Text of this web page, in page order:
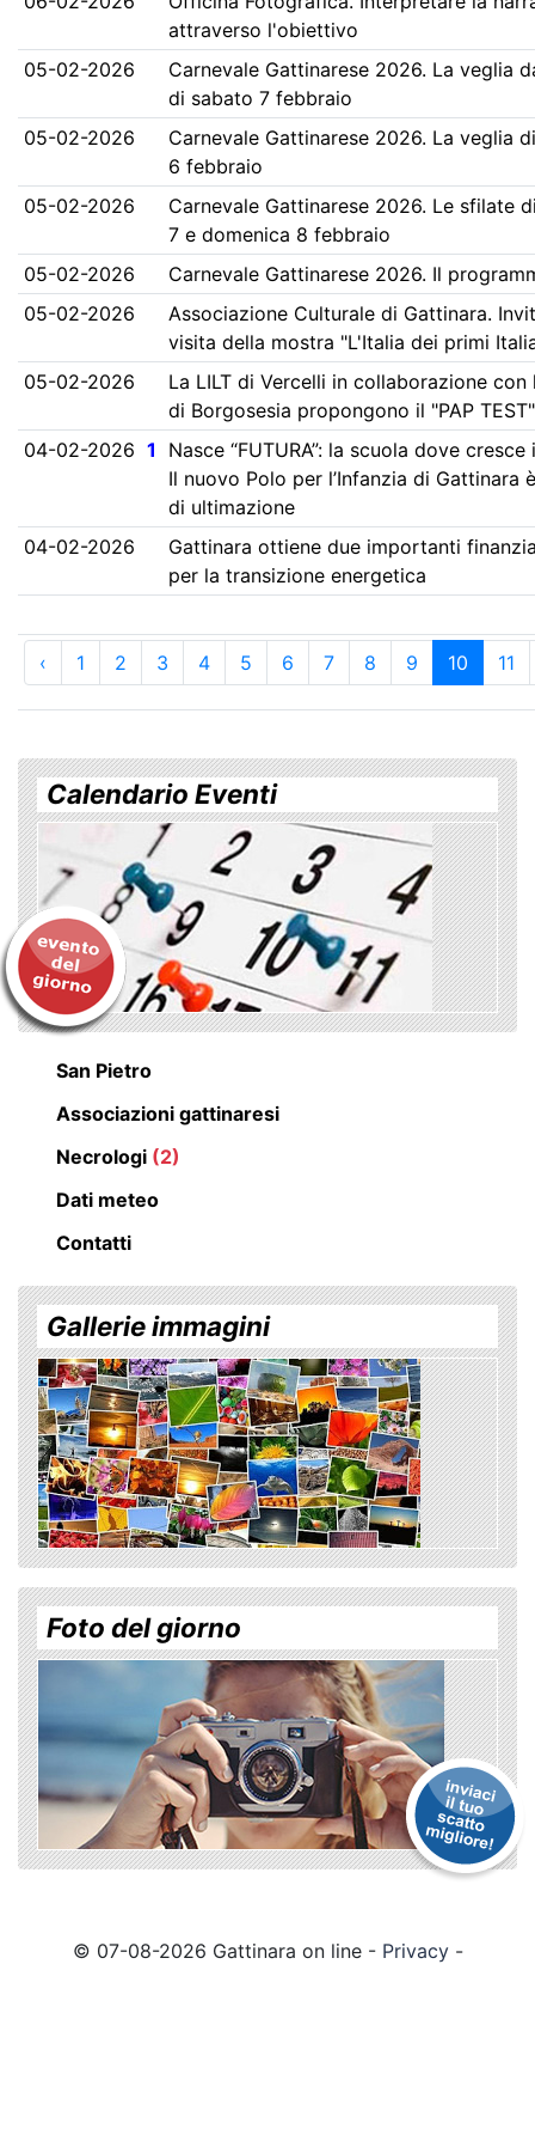
attraverso l'obiettivo
05-02-2026
Carnevale Gattinarese 2026. La veglia
di sabato 7 febbraio
05-02-2026
Carnevale Gattinarese 2026. La veglia
6 febbraio
05-02-2026
Carnevale Gattinarese 2026. Le sfilate
7 e domenica 8 febbraio
05-02-2026
Carnevale Gattinarese 2026. Il
05-02-2026
Associazione Culturale di Gattinara.
visita della mostra "L'Italia dei primi
05-02-2026
La LILT di Vercelli in collaborazione con
di Borgosesia propongono il "PAP TEST"
04-02-2026 1
Nasce “FUTURA”: la scuola dove
Il nuovo Polo per l’Infanzia di Gattinara
di ultimazione
04-02-2026
Gattinara ottiene due importanti
per la transizione energetica
‹ 1 2 3 4 5 6 7 8 9 10 11
Calendario Eventi
San Pietro
Associazioni gattinaresi
Necrologi (2)
Dati meteo
Contatti
Gallerie immagini
Foto del giorno
© 07-08-2026 Gattinara on line - Privacy-